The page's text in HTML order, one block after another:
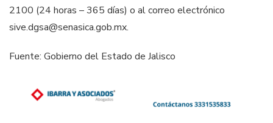
2100 (24 horas – 365 días) o al correo electrónico
sive.dgsa@senasica.gob.mx.
Fuente: Gobierno del Estado de Jalisco